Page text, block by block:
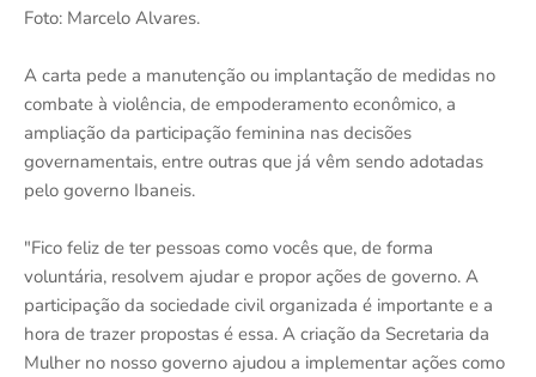
Foto: Marcelo Alvares.
A carta pede a manutenção ou implantação de medidas no
combate à violência, de empoderamento econômico, a
ampliação da participação feminina nas decisões
governamentais, entre outras que já vêm sendo adotadas
pelo governo Ibaneis.
"Fico feliz de ter pessoas como vocês que, de forma
voluntária, resolvem ajudar e propor ações de governo. A
participação da sociedade civil organizada é importante e a
hora de trazer propostas é essa. A criação da Secretaria da
Mulher no nosso governo ajudou a implementar ações como